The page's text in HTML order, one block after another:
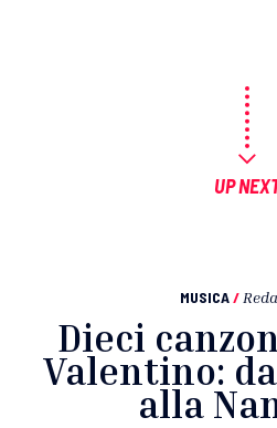
UP
MUSICA /
Dieci
Valentino:
alla